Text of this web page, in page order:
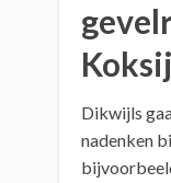
Dikwijls
nadenken